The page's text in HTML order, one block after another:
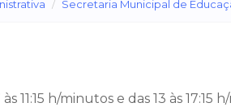
Secretaria Municipal de
11:15 h/minutos e das 13 às 17:15